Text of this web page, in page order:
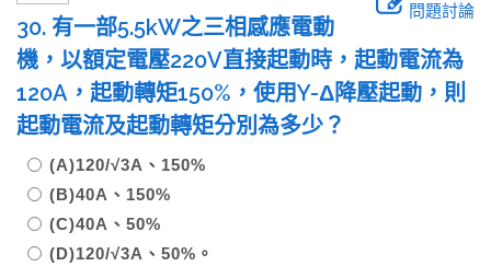
問題討論
30. 有一部5.5kW之三相感應電動
機，以額定電壓220V直接起動時，起動電流為
120A，起動轉矩150%，使用Y-Δ降壓起動，則
起動電流及起動轉矩分別為多少？
(A)120/√3A、150%
(B)40A、150%
(C)40A、50%
(D)120/√3A、50%。